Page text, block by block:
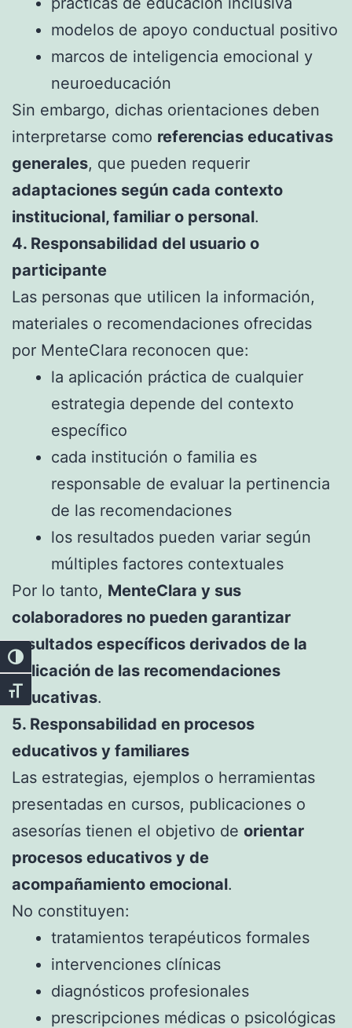
Alternar alto contraste
Alternar tamaño de letra
modelos de apoyo conductual positivo
marcos de inteligencia emocional y
neuroeducación
Sin embargo, dichas orientaciones deben
interpretarse como referencias educativas
generales, que pueden requerir
adaptaciones según cada contexto
institucional, familiar o personal.
4. Responsabilidad del usuario o
participante
Las personas que utilicen la información,
materiales o recomendaciones ofrecidas
por MenteClara reconocen que:
la aplicación práctica de cualquier
estrategia depende del contexto
específico
cada institución o familia es
responsable de evaluar la pertinencia
de las recomendaciones
los resultados pueden variar según
múltiples factores contextuales
Por lo tanto, MenteClara y sus
colaboradores no pueden garantizar
resultados específicos derivados de la
aplicación de las recomendaciones
educativas.
5. Responsabilidad en procesos
educativos y familiares
Las estrategias, ejemplos o herramientas
presentadas en cursos, publicaciones o
asesorías tienen el objetivo de orientar
procesos educativos y de
acompañamiento emocional.
No constituyen:
tratamientos terapéuticos formales
intervenciones clínicas
diagnósticos profesionales
prescripciones médicas o psicológicas